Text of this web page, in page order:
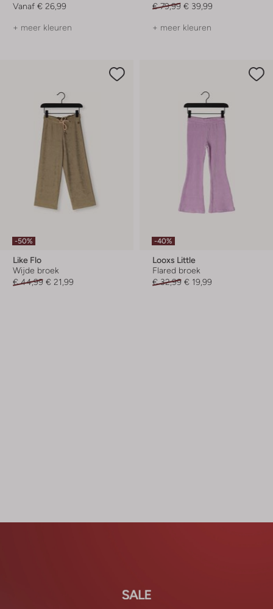
Vanaf € 26,99
+ meer kleuren
€ 79,99 € 39,99
+ meer kleuren
-50%
Like Flo
Wijde broek
€ 44,99 € 21,99
-40%
Looxs Little
Flared broek
€ 32,99 € 19,99